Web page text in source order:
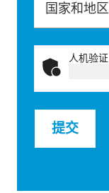
国家和地区
人机验证
提交